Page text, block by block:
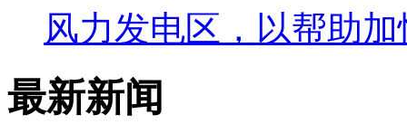
风力发电区，以帮助
最新新闻